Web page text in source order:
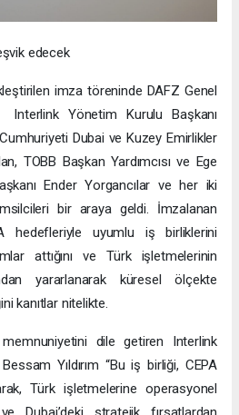
edecek
imza töreninde DAFZ Genel
Yönetim Kurulu Başkanı
Dubai ve Kuzey Emirlikler
TOBB Başkan Yardımcısı ve Ege
Ender Yorgancılar ve her iki
bir araya geldi. İmzalanan
hedefleriyle uyumlu iş birliklerini
attığını ve Türk işletmelerinin
yararlanarak küresel ölçekte
kanıtlar nitelikte.
dile getiren Interlink
Yıldırım “Bu iş birliği, CEPA
Türk işletmelerine operasyonel